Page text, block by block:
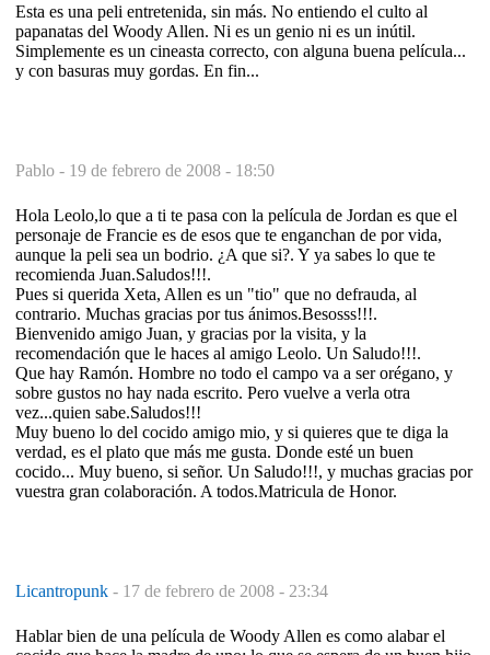
Esta es una peli entretenida, sin más. No entiendo el culto al
papanatas del Woody Allen. Ni es un genio ni es un inútil.
Simplemente es un cineasta correcto, con alguna buena película...
y con basuras muy gordas. En fin...
Pablo - 19 de febrero de 2008 - 18:50
Hola Leolo,lo que a ti te pasa con la película de Jordan es que el
personaje de Francie es de esos que te enganchan de por vida,
aunque la peli sea un bodrio. ¿A que si?. Y ya sabes lo que te
recomienda Juan.Saludos!!!.
Pues si querida Xeta, Allen es un "tio" que no defrauda, al
contrario. Muchas gracias por tus ánimos.Besosss!!!.
Bienvenido amigo Juan, y gracias por la visita, y la
recomendación que le haces al amigo Leolo. Un Saludo!!!.
Que hay Ramón. Hombre no todo el campo va a ser orégano, y
sobre gustos no hay nada escrito. Pero vuelve a verla otra
vez...quien sabe.Saludos!!!
Muy bueno lo del cocido amigo mio, y si quieres que te diga la
verdad, es el plato que más me gusta. Donde esté un buen
cocido... Muy bueno, si señor. Un Saludo!!!, y muchas gracias por
vuestra gran colaboración. A todos.Matricula de Honor.
Licantropunk - 17 de febrero de 2008 - 23:34
Hablar bien de una película de Woody Allen es como alabar el